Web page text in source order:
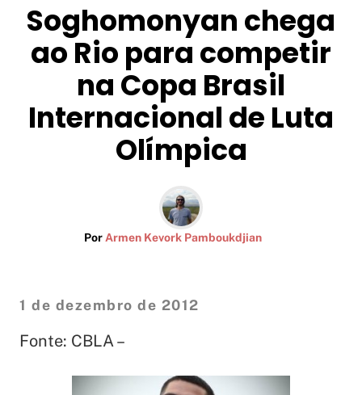
Soghomonyan chega
ao Rio para competir
na Copa Brasil
Internacional de Luta
Olímpica
PorArmen Kevork Pamboukdjian
1 de dezembro de 2012
Fonte: CBLA –